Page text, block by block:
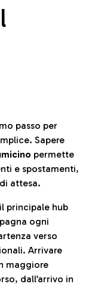
passo per
Sapere
permette
e spostamenti,
attesa.
principale hub
ogni
verso
Arrivare
maggiore
dall’arrivo in